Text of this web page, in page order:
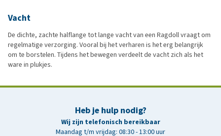
Vacht
De dichte, zachte halflange tot lange vacht van een Ragdoll vraagt om
regelmatige verzorging. Vooral bij het verharen is het erg belangrijk
om te borstelen. Tijdens het bewegen verdeelt de vacht zich als het
ware in plukjes.
Heb je hulp nodig?
Wij zijn telefonisch bereikbaar
Maandag t/m vrijdag: 08:30 - 13:00 uur